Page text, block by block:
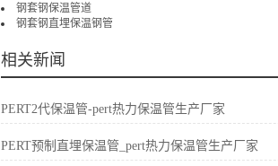
钢套钢保温管道
钢套钢直埋保温钢管
相关新闻
PERT2代保温管-pert热力保温管生产厂家
PERT预制直埋保温管_pert热力保温管生产厂家